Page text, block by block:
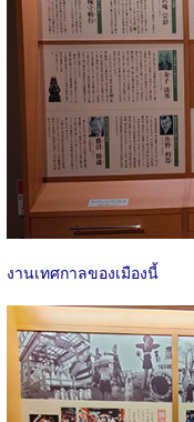
งานเทศกาลของเมืองนี้